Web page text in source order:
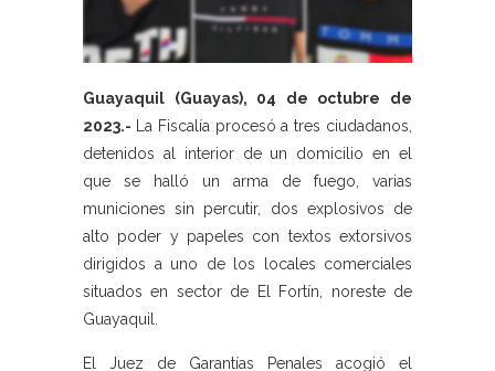
Guayaquil (Guayas), 04 de octubre de
2023.- La Fiscalía procesó a tres ciudadanos,
detenidos al interior de un domicilio en el
que se halló un arma de fuego, varias
municiones sin percutir, dos explosivos de
alto poder y papeles con textos extorsivos
dirigidos a uno de los locales comerciales
situados en sector de El Fortín, noreste de
Guayaquil.
El Juez de Garantías Penales acogió el